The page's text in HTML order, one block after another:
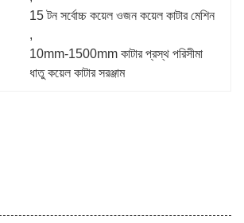
15 টন সর্বোচ্চ কয়েল ওজন কয়েল কাটার মেশিন
,
10mm-1500mm কাটার প্রস্থ পরিসীমা
ধাতু কয়েল কাটার সরঞ্জাম